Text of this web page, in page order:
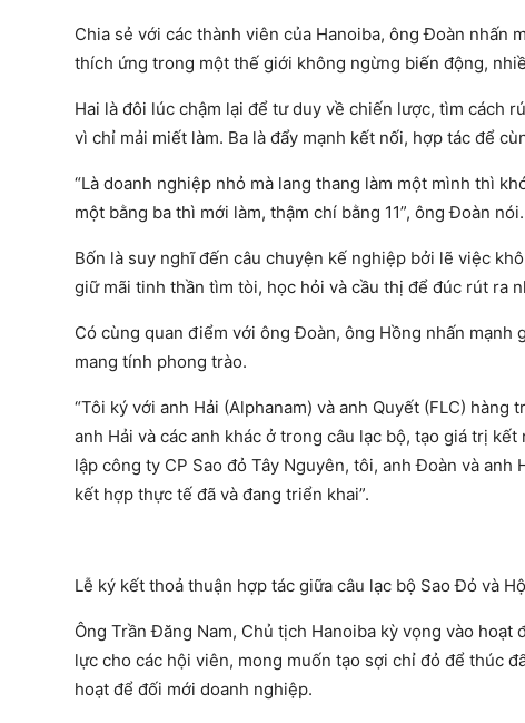
Chia sẻ với các thành viên của Hanoiba, ông Đoàn nhấn
thích ứng trong một thế giới không ngừng biến động,
Hai là đôi lúc chậm lại để tư duy về chiến lược, tìm cách
vì chỉ mải miết làm. Ba là đẩy mạnh kết nối, hợp tác để
“Là doanh nghiệp nhỏ mà lang thang làm một mình thì
một bằng ba thì mới làm, thậm chí bằng 11”, ông Đoàn nói.
Bốn là suy nghĩ đến câu chuyện kế nghiệp bởi lẽ việc
giữ mãi tinh thần tìm tòi, học hỏi và cầu thị để đúc rút ra
Có cùng quan điểm với ông Đoàn, ông Hồng nhấn
mang tính phong trào.
“Tôi ký với anh Hải (Alphanam) và anh Quyết (FLC)
anh Hải và các anh khác ở trong câu lạc bộ, tạo giá trị
lập công ty CP Sao đỏ Tây Nguyên, tôi, anh Đoàn và
kết hợp thực tế đã và đang triển khai”.
Lễ ký kết thoả thuận hợp tác giữa câu lạc bộ Sao Đỏ và
Ông Trần Đăng Nam, Chủ tịch Hanoiba kỳ vọng vào
lực cho các hội viên, mong muốn tạo sợi chỉ đỏ để thúc
hoạt để đối mới doanh nghiệp.